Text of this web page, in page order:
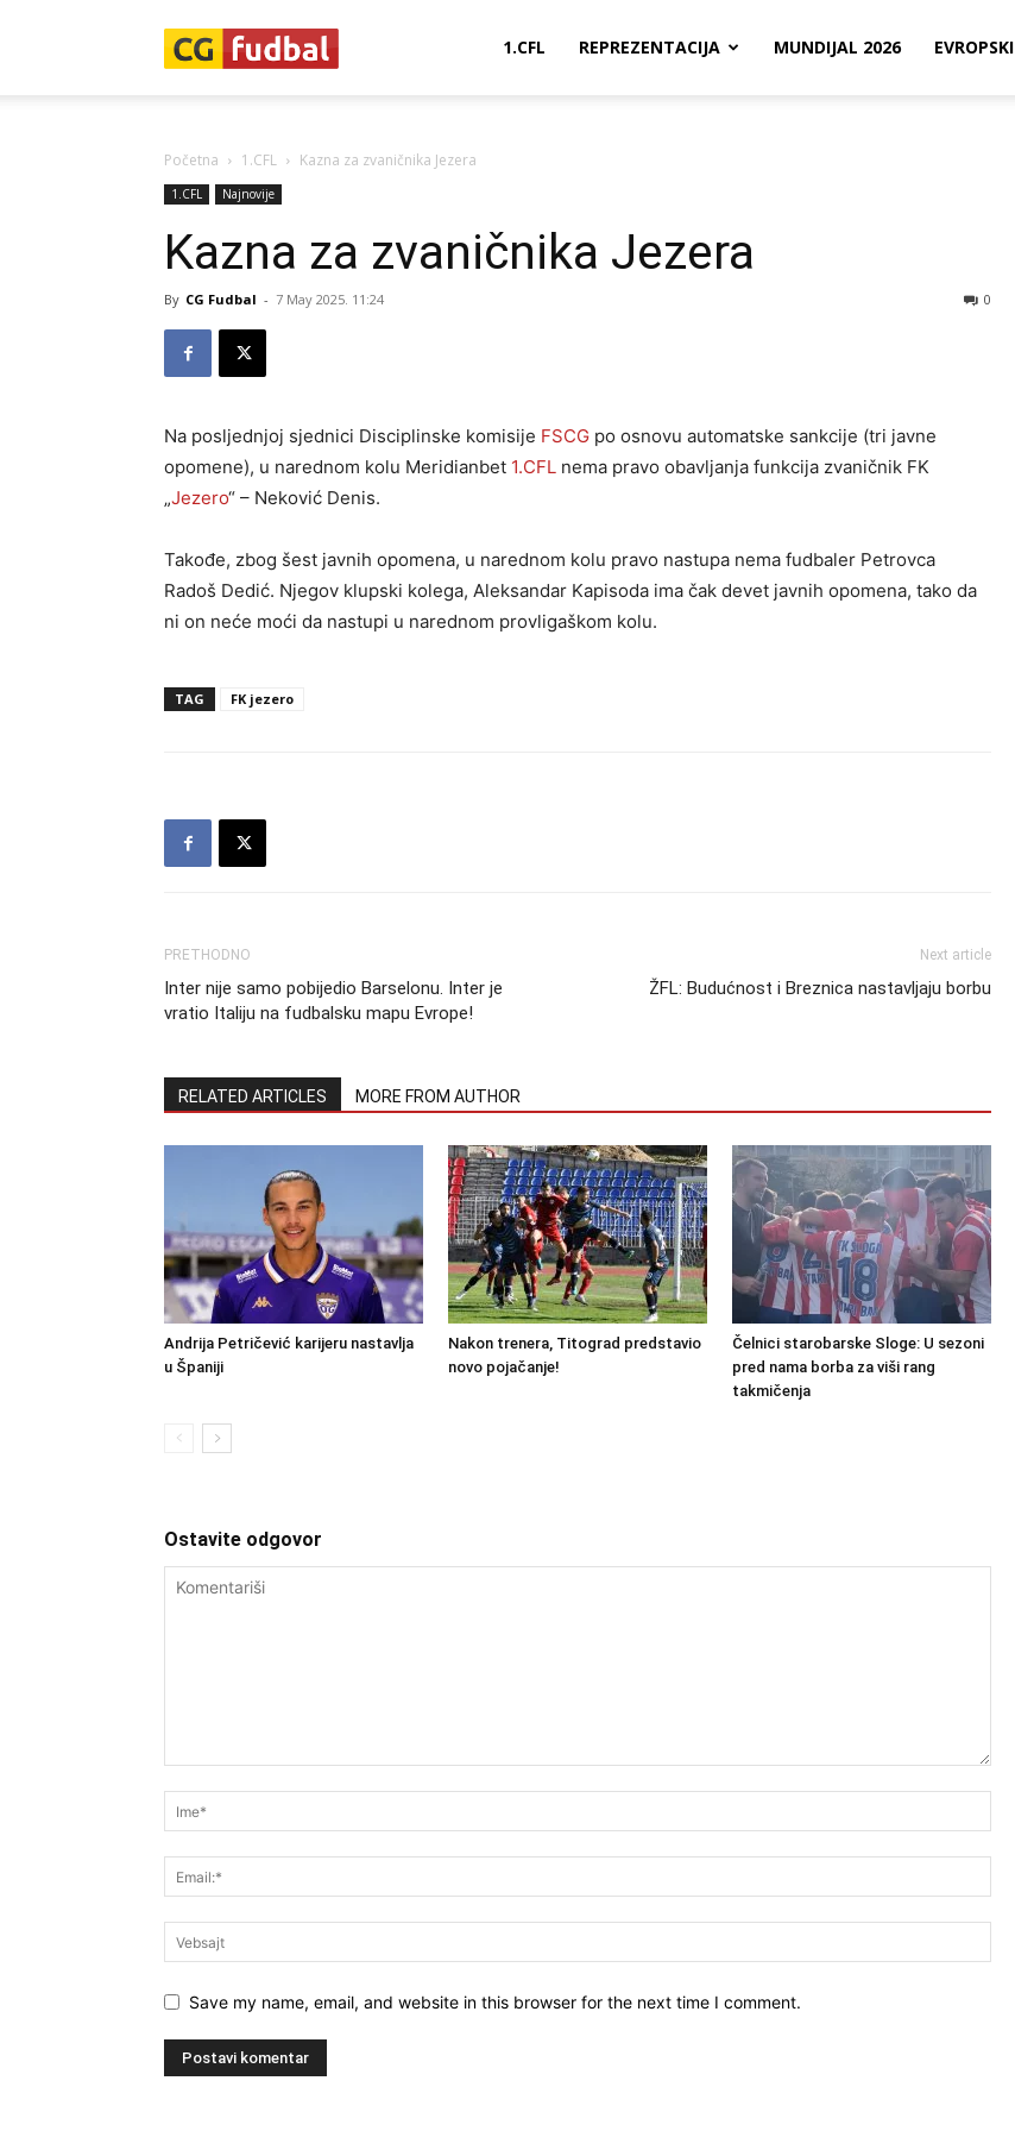
1.CFL REPREZENTACIJA MUNDIJAL 2026 EVROPSKI
Početna 1.CFL Kazna za zvaničnika Jezera
1.CFL Najnovije
Kazna za zvaničnika Jezera
By CG Fudbal - 7 May 2025. 11:24 0
Na posljednjoj sjednici Disciplinske komisije FSCG po osnovu automatske sankcije (tri javne
opomene), u narednom kolu Meridianbet 1.CFL nema pravo obavljanja funkcija zvaničnik FK
„Jezero“ – Neković Denis.
Takođe, zbog šest javnih opomena, u narednom kolu pravo nastupa nema fudbaler Petrovca
Radoš Dedić. Njegov klupski kolega, Aleksandar Kapisoda ima čak devet javnih opomena, tako da
ni on neće moći da nastupi u narednom provligaškom kolu.
TAG FK jezero
PRETHODNO
Inter nije samo pobijedio Barselonu. Inter je
vratio Italiju na fudbalsku mapu Evrope!
Next article
ŽFL: Budućnost i Breznica nastavljaju borbu
RELATED ARTICLES MORE FROM AUTHOR
Andrija Petričević karijeru nastavlja
u Španiji
Nakon trenera, Titograd predstavio
novo pojačanje!
Čelnici starobarske Sloge: U sezoni
pred nama borba za viši rang
takmičenja
Ostavite odgovor
Save my name, email, and website in this browser for the next time I comment.